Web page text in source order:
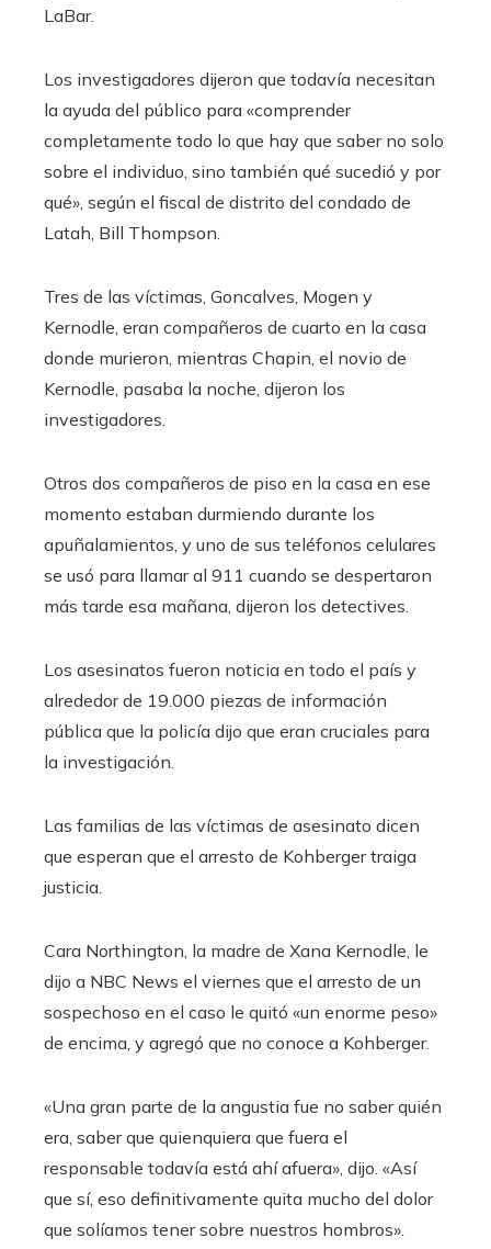
LaBar.
Los investigadores dijeron que todavía necesitan
la ayuda del público para «comprender
completamente todo lo que hay que saber no solo
sobre el individuo, sino también qué sucedió y por
qué», según el fiscal de distrito del condado de
Latah, Bill Thompson.
Tres de las víctimas, Goncalves, Mogen y
Kernodle, eran compañeros de cuarto en la casa
donde murieron, mientras Chapin, el novio de
Kernodle, pasaba la noche, dijeron los
investigadores.
Otros dos compañeros de piso en la casa en ese
momento estaban durmiendo durante los
apuñalamientos, y uno de sus teléfonos celulares
se usó para llamar al 911 cuando se despertaron
más tarde esa mañana, dijeron los detectives.
Los asesinatos fueron noticia en todo el país y
alrededor de 19.000 piezas de información
pública que la policía dijo que eran cruciales para
la investigación.
Las familias de las víctimas de asesinato dicen
que esperan que el arresto de Kohberger traiga
justicia.
Cara Northington, la madre de Xana Kernodle, le
dijo a NBC News el viernes que el arresto de un
sospechoso en el caso le quitó «un enorme peso»
de encima, y ​​agregó que no conoce a Kohberger.
«Una gran parte de la angustia fue no saber quién
era, saber que quienquiera que fuera el
responsable todavía está ahí afuera», dijo. «Así
que sí, eso definitivamente quita mucho del dolor
que solíamos tener sobre nuestros hombros».